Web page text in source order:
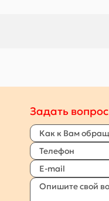
Задать вопрос